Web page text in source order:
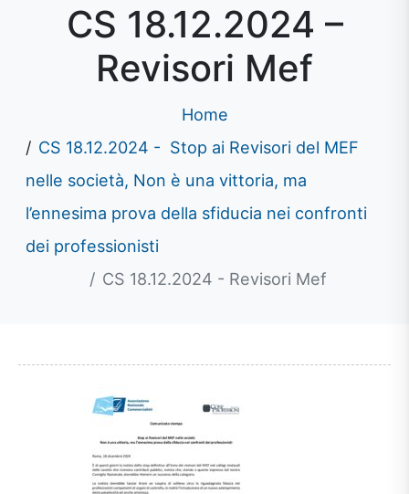
CS 18.12.2024 –
Revisori Mef
Home
CS 18.12.2024 - Stop ai Revisori del MEF
nelle società, Non è una vittoria, ma
l’ennesima prova della sfiducia nei confronti
dei professionisti
CS 18.12.2024 - Revisori Mef